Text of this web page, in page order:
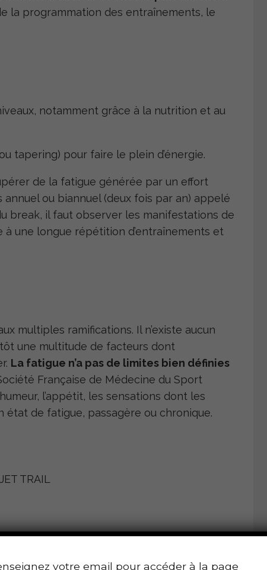
la programmation des entraînements, le
notamment grâce à la nutrition et au
tapering) pour faire le plein d’énergie.
de la fatigue générée par un effort
ou biannuel (deux fois par an) appelé
break, il faut observer les manifestations de
une longue répétition d’entraînements et
multiples ramifications. Il n’existe aucun
une multitude de facteurs dont
La fatigue n’a pas de limites bien définies
Française de Médecine du Sport
l’appétit, les sensations dont les
de fatigue, passagère ou chronique.
votre email pour accéder à la page